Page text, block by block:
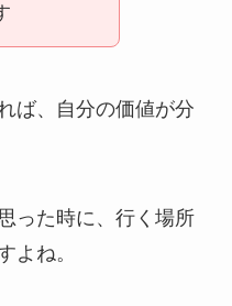
ば、自分の価値が分
った時に、行く場所
よね。